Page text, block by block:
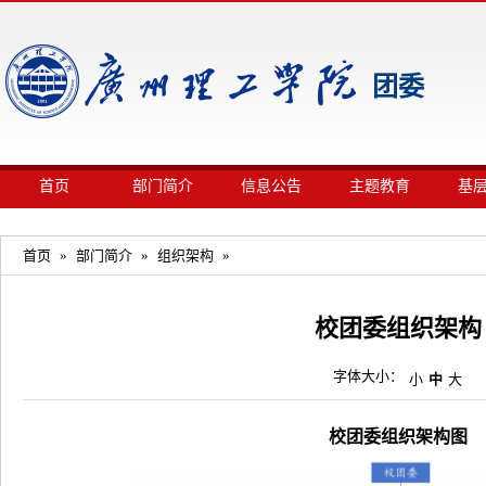
团委
首页 部门简介 信息公告 主题教育 基
首页 » 部门简介 » 组织架构 »
​校团委组织架构
字体大小： 小 中 大
校团委组织架构图